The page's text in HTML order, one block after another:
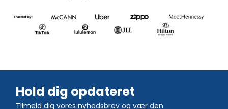
Hold dig opdateret
Tilmeld dig vores nyhedsbrev og vær den